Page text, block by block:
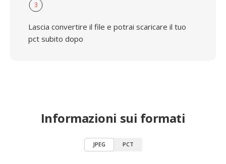
3
Lascia convertire il file e potrai scaricare il tuo
pct subito dopo
Informazioni sui formati
JPEG PCT